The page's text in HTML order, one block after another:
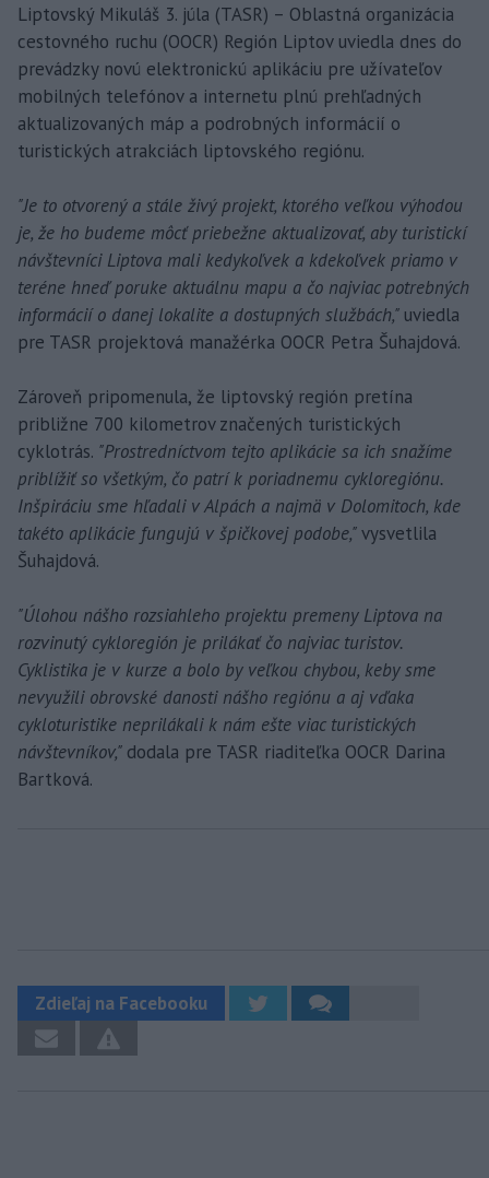
Liptovský Mikuláš 3. júla (TASR) – Oblastná organizácia
cestovného ruchu (OOCR) Región Liptov uviedla dnes do
prevádzky novú elektronickú aplikáciu pre užívateľov
mobilných telefónov a internetu plnú prehľadných
aktualizovaných máp a podrobných informácií o
turistických atrakciách liptovského regiónu.
"Je to otvorený a stále živý projekt, ktorého veľkou výhodou
je, že ho budeme môcť priebežne aktualizovať, aby turistickí
návštevníci Liptova mali kedykoľvek a kdekoľvek priamo v
teréne hneď poruke aktuálnu mapu a čo najviac potrebných
informácií o danej lokalite a dostupných službách," uviedla
pre TASR projektová manažérka OOCR Petra Šuhajdová.
Zároveň pripomenula, že liptovský región pretína
približne 700 kilometrov značených turistických
cyklotrás. "Prostredníctvom tejto aplikácie sa ich snažíme
priblížiť so všetkým, čo patrí k poriadnemu cykloregiónu.
Inšpiráciu sme hľadali v Alpách a najmä v Dolomitoch, kde
takéto aplikácie fungujú v špičkovej podobe,"vysvetlila
Šuhajdová.
"Úlohou nášho rozsiahleho projektu premeny Liptova na
rozvinutý cykloregión je prilákať čo najviac turistov.
Cyklistika je v kurze a bolo by veľkou chybou, keby sme
nevyužili obrovské danosti nášho regiónu a aj vďaka
cykloturistike neprilákali k nám ešte viac turistických
návštevníkov," dodala pre TASR riaditeľka OOCR Darina
Bartková.
Zdieľaj na Facebooku